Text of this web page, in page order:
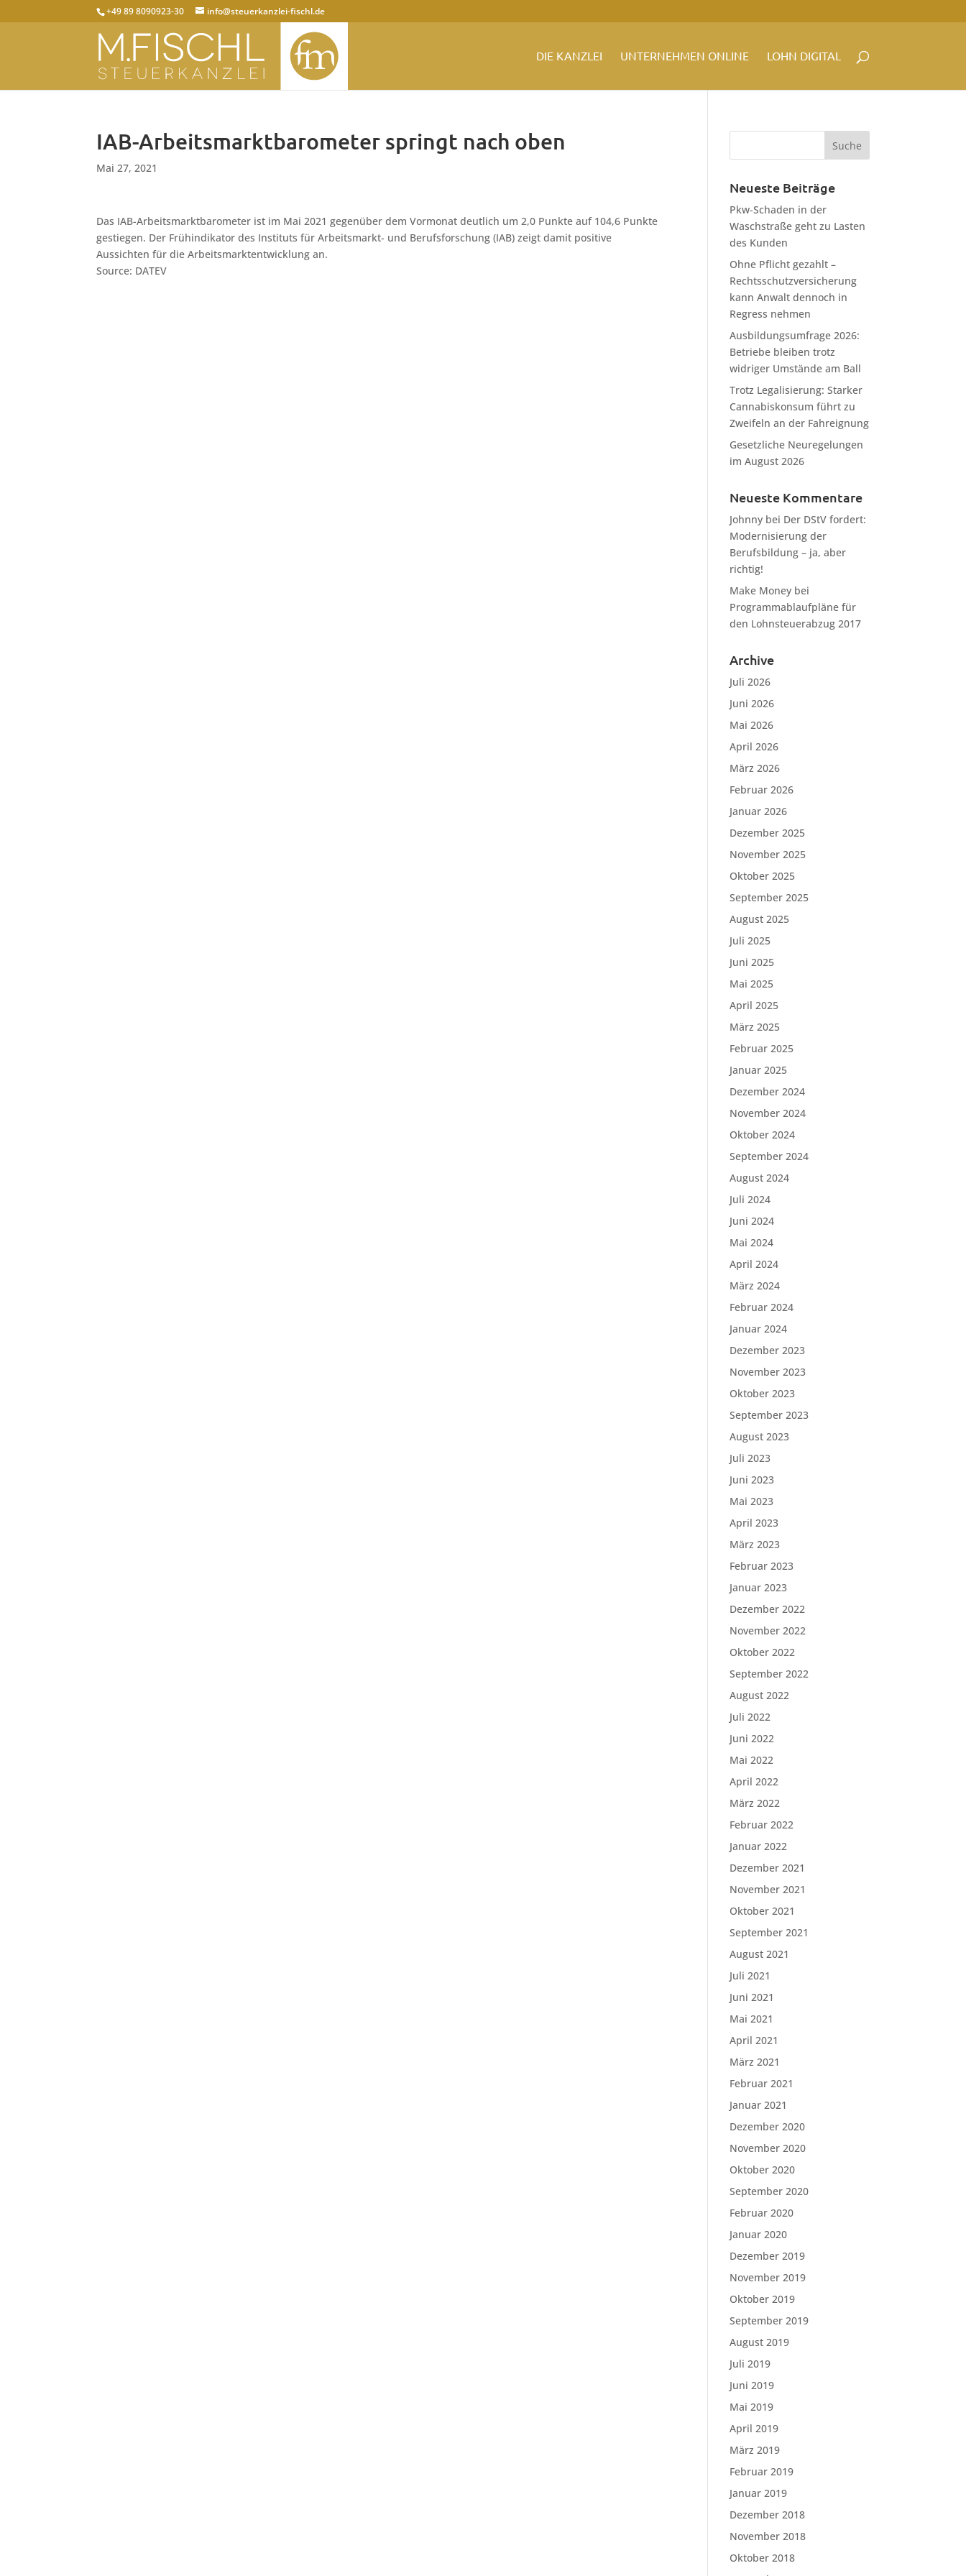
+49 89 8090923-30 info@steuerkanzlei-fischl.de
DIE KANZLEI UNTERNEHMEN ONLINE LOHN DIGITAL
IAB-Arbeitsmarktbarometer springt nach oben
Mai 27, 2021
Das IAB-Arbeitsmarktbarometer ist im Mai 2021 gegenüber dem Vormonat deutlich um 2,0 Punkte auf 104,6 Punkte
gestiegen. Der Frühindikator des Instituts für Arbeitsmarkt- und Berufsforschung (IAB) zeigt damit positive
Aussichten für die Arbeitsmarktentwicklung an.
Source: DATEV
Neueste Beiträge
Pkw-Schaden in der
Waschstraße geht zu Lasten
des Kunden
Ohne Pflicht gezahlt –
Rechtsschutzversicherung
kann Anwalt dennoch in
Regress nehmen
Ausbildungsumfrage 2026:
Betriebe bleiben trotz
widriger Umstände am Ball
Trotz Legalisierung: Starker
Cannabiskonsum führt zu
Zweifeln an der Fahreignung
Gesetzliche Neuregelungen
im August 2026
Neueste Kommentare
Johnny bei Der DStV fordert:
Modernisierung der
Berufsbildung – ja, aber
richtig!
Make Money bei
Programmablaufpläne für
den Lohnsteuerabzug 2017
Archive
Juli 2026
Juni 2026
Mai 2026
April 2026
März 2026
Februar 2026
Januar 2026
Dezember 2025
November 2025
Oktober 2025
September 2025
August 2025
Juli 2025
Juni 2025
Mai 2025
April 2025
März 2025
Februar 2025
Januar 2025
Dezember 2024
November 2024
Oktober 2024
September 2024
August 2024
Juli 2024
Juni 2024
Mai 2024
April 2024
März 2024
Februar 2024
Januar 2024
Dezember 2023
November 2023
Oktober 2023
September 2023
August 2023
Juli 2023
Juni 2023
Mai 2023
April 2023
März 2023
Februar 2023
Januar 2023
Dezember 2022
November 2022
Oktober 2022
September 2022
August 2022
Juli 2022
Juni 2022
Mai 2022
April 2022
März 2022
Februar 2022
Januar 2022
Dezember 2021
November 2021
Oktober 2021
September 2021
August 2021
Juli 2021
Juni 2021
Mai 2021
April 2021
März 2021
Februar 2021
Januar 2021
Dezember 2020
November 2020
Oktober 2020
September 2020
Februar 2020
Januar 2020
Dezember 2019
November 2019
Oktober 2019
September 2019
August 2019
Juli 2019
Juni 2019
Mai 2019
April 2019
März 2019
Februar 2019
Januar 2019
Dezember 2018
November 2018
Oktober 2018